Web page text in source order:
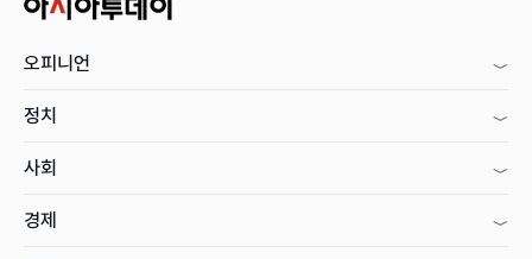
오피니언
정치
사회
경제